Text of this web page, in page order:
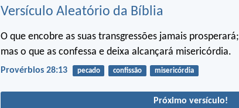
Versículo Aleatório da Bíblia
O que encobre as suas transgressões jamais prosperará;
mas o que as confessa e deixa alcançará misericórdia.
Provérbios 28:13 pecado confissão misericórdia
Próximo versículo!